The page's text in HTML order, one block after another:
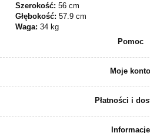
Szerokość: 56 cm
Głębokość: 57.9 cm
Waga: 34 kg
Pomoc
Moje konto
Płatności i
Informacje